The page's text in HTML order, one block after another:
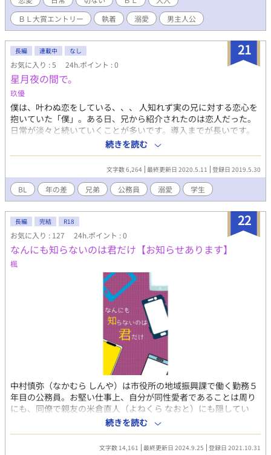
ＢＬ大賞エントリー
執着 溺愛 男主人公
21
長編 連載中 なし
お気に入り : 5 24h.ポイント : 0
星月夜の間で。
玖優
僕は、叶わぬ恋をしている、、、 人知れず実の兄に対する恋心を
抱いていた「僕」。ある日、兄から紹介されたのは恋人だった。
日常が淡々と続いていくことが多いです。導入までが長いです。
注意 この作品が初めての作品となります。読みにくい箇所もある
と思いますが、温かく見守っていただけると幸いです。 誤字脱字
を見つけた場合は優しく、ご指摘くださると嬉しいです。 更新は
とても遅いです。 よろしくお願いします。
続きを読む
文字数 6,264 最終更新日 2020.5.11 登録日 2019.5.30
BL 年の差 兄弟 公務員 溺愛 学生
22
長編 完結 R18
お気に入り : 127 24h.ポイント : 0
なんにも知らないのは君だけ【お知らせあります】
楓
中村慎弥（なかむら しんや）は市役所の地域振興課で働く勤務５
年目の公務員。お堅い仕事上、自分が同性愛者であることは周り
にも、同僚で親友の米倉直人（よねくら なおと）にも隠してい
る。 趣味のフットサルもできないほど忙しい日々の中で、唯一の
楽しみがスポーツの試合観戦だった。ここ最近は実業団バスケッ
トボール観戦に熱を入れている。それには理由があった。 仕事を
続きを読む
文字数 14,161 最終更新日 2024.9.25 登録日 2021.10.31